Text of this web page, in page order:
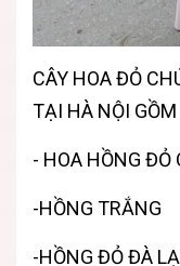
CÂY HOA ĐỎ
TẠI HÀ NỘI
- HOA HỒNG ĐỎ
-HỒNG TRẮNG
-HỒNG ĐỎ ĐÀ